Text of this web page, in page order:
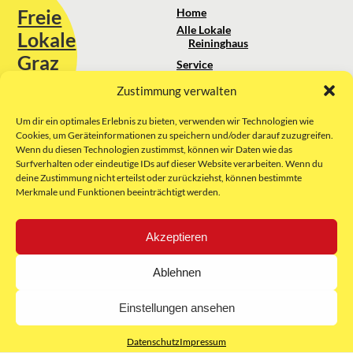
Zustimmung verwalten
Um dir ein optimales Erlebnis zu bieten, verwenden wir Technologien wie
Cookies, um Geräteinformationen zu speichern und/oder darauf zuzugreifen.
Wenn du diesen Technologien zustimmst, können wir Daten wie das
Surfverhalten oder eindeutige IDs auf dieser Website verarbeiten. Wenn du
deine Zustimmung nicht erteilst oder zurückziehst, können bestimmte
Merkmale und Funktionen beeinträchtigt werden.
Akzeptieren
Ablehnen
Einstellungen ansehen
DatenschutzImpressum
Freie
Lokale
Graz
Sie erreichen uns unter:
kontakt@freielokale-graz.at
Website by Rubikon Werbeagentur
GmbH
Home
Alle Lokale
Reininghaus
Service
Über uns
Impressum
AGB
Datenschutz
E-Mail